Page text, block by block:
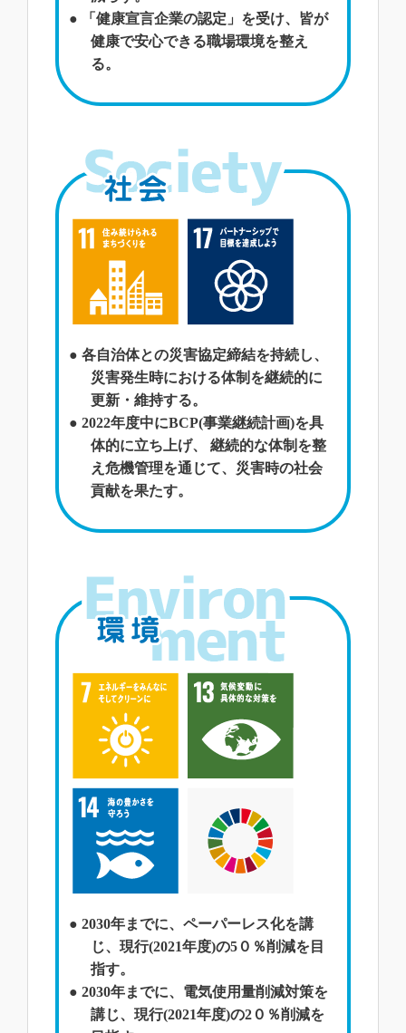
● 「健康宣言企業の認定」を受け、皆が
健康で安心できる職場環境を整え
る。
● 各自治体との災害協定締結を持続し、
災害発生時における体制を継続的に
更新・維持する。
● 2022年度中にBCP(事業継続計画)を具
体的に立ち上げ、 継続的な体制を整
え危機管理を通じて、災害時の社会
貢献を果たす。
● 2030年までに、ペーパーレス化を講
じ、現行(2021年度)の5０％削減を目
指す。
● 2030年までに、電気使用量削減対策を
講じ、現行(2021年度)の2０％削減を